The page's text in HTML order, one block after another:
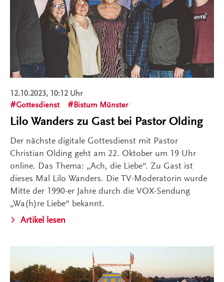
12.10.2023, 10:12 Uhr
Gottesdienst
Bistum Münster
Lilo Wanders zu Gast bei Pastor Olding
Der nächste digitale Gottesdienst mit Pastor
Christian Olding geht am 22. Oktober um 19 Uhr
online. Das Thema: „Ach, die Liebe“. Zu Gast ist
dieses Mal Lilo Wanders. Die TV-Moderatorin wurde
Mitte der 1990-er Jahre durch die VOX-Sendung
„Wa(h)re Liebe“ bekannt.
Artikel lesen